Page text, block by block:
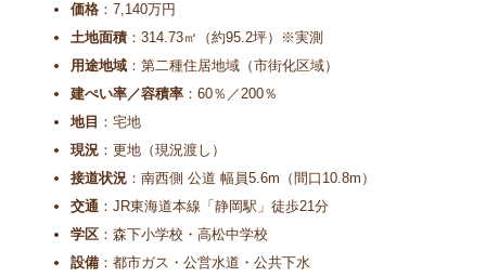
価格 ：7,140万円
土地面積：314.73㎡（約95.2坪）※実測
用途地域 ：第二種住居地域（市街化区域）
建ぺい率／容積率 ：60％／200％
地目 ：宅地
現況 ：更地（現況渡し）
接道状況 ：南西側 公道 幅員5.6m（間口10.8m）
交通 ：JR東海道本線「静岡駅」徒歩21分
学区 ：森下小学校・高松中学校
設備 ：都市ガス・公営水道・公共下水